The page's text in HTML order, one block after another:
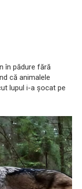
în pădure fără
că animalele
lupul i-a șocat pe